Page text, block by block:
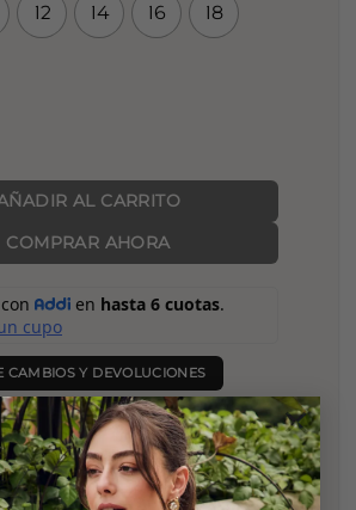
×
12 14 16 18
AL CARRITO
COMPRAR AHORA
CAMBIOS Y DEVOLUCIONES
,Pantalones